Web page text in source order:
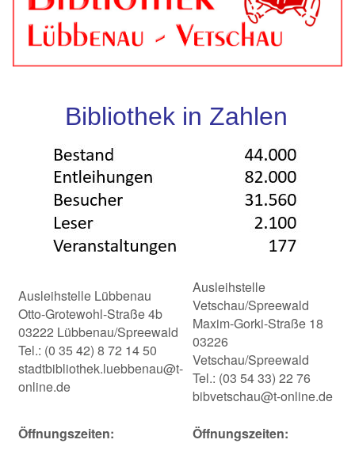
Bibliothek in Zahlen
Ausleihstelle Lübbenau
Otto-Grotewohl-Straße 4b
03222 Lübbenau/Spreewald
Tel.: (0 35 42) 8 72 14 50
stadtbibliothek.luebbenau@t-
online.de
Ausleihstelle
Vetschau/Spreewald
Maxim-Gorki-Straße 18
03226
Vetschau/Spreewald
Tel.: (03 54 33) 22 76
bibvetschau@t-online.de
Öffnungszeiten: Öffnungszeiten: